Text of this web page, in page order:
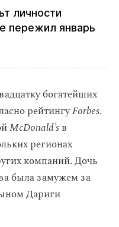
личности
пережил январь
богатейших
рейтингуForbes.
McDonald’sв
регионах
компаний. Дочь
была замужем за
Дариги